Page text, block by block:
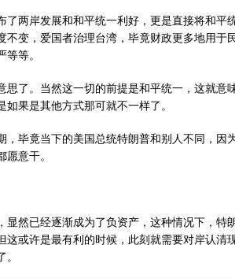
两岸发展和和平统一利好，更是直接将和平
不变，爱国者治理台湾，毕竟财政更多地用于
等。
思了。当然这一切的前提是和平统一，这就意
果是其他方式那可就不一样了。
，毕竟当下的美国总统特朗普和别人不同，因
意干。
显然已经逐渐成为了负资产，这种情况下，特
这或许是最有利的时候，此刻就需要对岸认清